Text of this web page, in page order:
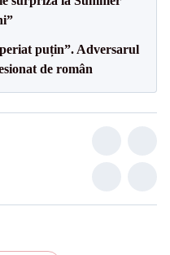
puțin”. Adversarul
de român